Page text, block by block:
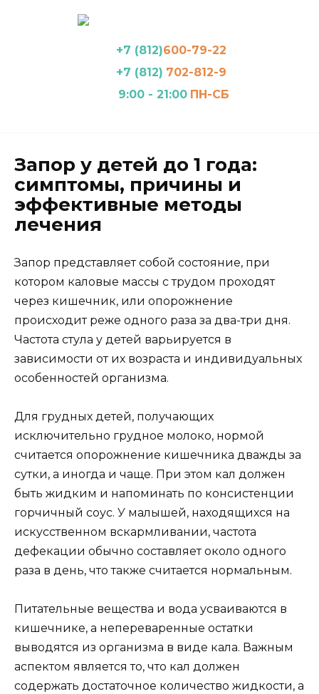
+7 (812)600-79-22
+7 (812) 702-812-9
9:00 - 21:00 ПН-СБ
Запор у детей до 1 года:
симптомы, причины и
эффективные методы
лечения
Запор представляет собой состояние, при
котором каловые массы с трудом проходят
через кишечник, или опорожнение
происходит реже одного раза за два-три дня.
Частота стула у детей варьируется в
зависимости от их возраста и индивидуальных
особенностей организма.
Для грудных детей, получающих
исключительно грудное молоко, нормой
считается опорожнение кишечника дважды за
сутки, а иногда и чаще. При этом кал должен
быть жидким и напоминать по консистенции
горчичный соус. У малышей, находящихся на
искусственном вскармливании, частота
дефекации обычно составляет около одного
раза в день, что также считается нормальным.
Питательные вещества и вода усваиваются в
кишечнике, а непереваренные остатки
выводятся из организма в виде кала. Важным
аспектом является то, что кал должен
содержать достаточное количество жидкости, а